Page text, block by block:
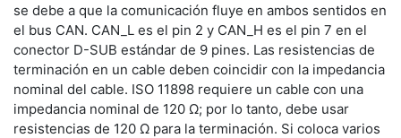
se debe a que la comunicación fluye en ambos sentidos en
el bus CAN. CAN_L es el pin 2 y CAN_H es el pin 7 en el
conector D-SUB estándar de 9 pines. Las resistencias de
terminación en un cable deben coincidir con la impedancia
nominal del cable. ISO 11898 requiere un cable con una
impedancia nominal de 120 Ω; por lo tanto, debe usar
resistencias de 120 Ω para la terminación. Si coloca varios